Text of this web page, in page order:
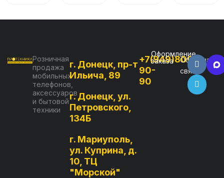
Розничная
продажа
мобильных
телефонов,
аксессуаров
и бытовой
техники
г. Донецк, пр-т
Ильича, 89
г. Донецк, ул.
Петровского,
134Б
г. Мариуполь,
ул. Куприна, д.
10, ТЦ
"Морской"
+7(949)800-
90-
90
Оформление
заказа
Обратная
связь